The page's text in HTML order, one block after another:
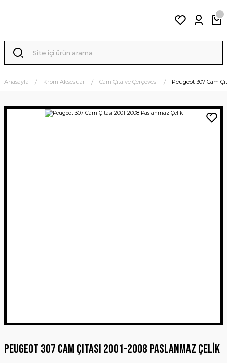
Anasayfa Krom Aksesuar Cam Çıta ve Çerçevesi Peugeot 307 Cam
Peugeot 307 Cam Çıtası 2001-2008 Paslanmaz Çelik